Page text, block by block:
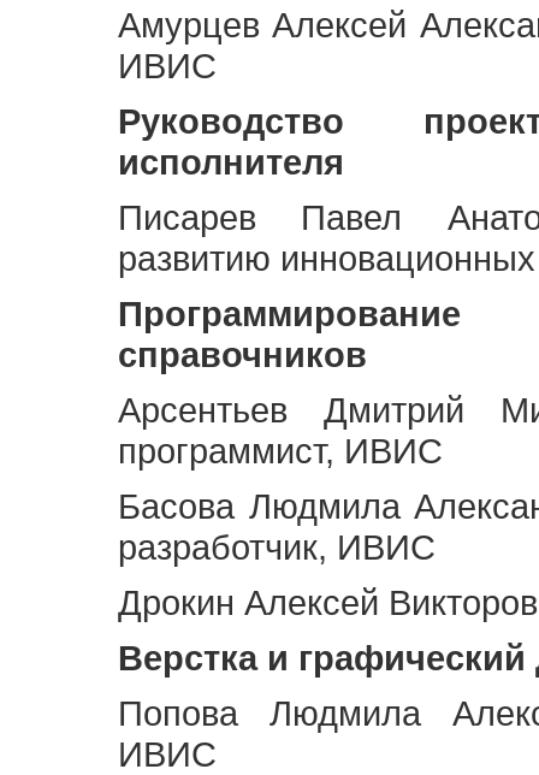
Амурцев Алексей
ИВИС
Руководство
исполнителя
Писарев Павел
развитию
Программирование
справочников
Арсентьев Дмитрий
программист, ИВИС
Басова Людмила
разработчик, ИВИС
Дрокин Алексей
Верстка и графический
Попова Людмила
ИВИС